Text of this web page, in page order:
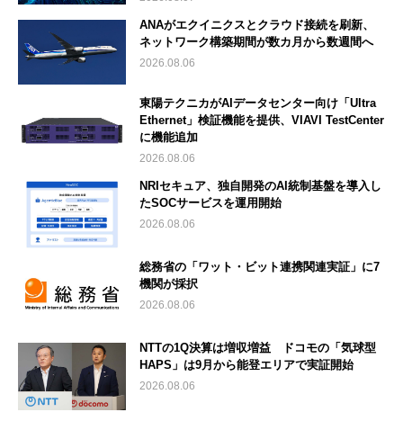
ANAがエクイニクスとクラウド接続を刷新、
ネットワーク構築期間が数カ月から数週間へ
2026.08.06
東陽テクニカがAIデータセンター向け「Ultra
Ethernet」検証機能を提供、VIAVI TestCenter
に機能追加
2026.08.06
NRIセキュア、独自開発のAI統制基盤を導入し
たSOCサービスを運用開始
2026.08.06
総務省の「ワット・ビット連携関連実証」に7
機関が採択
2026.08.06
NTTの1Q決算は増収増益 ドコモの「気球型
HAPS」は9月から能登エリアで実証開始
2026.08.06